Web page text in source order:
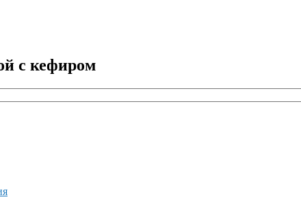
с кефиром